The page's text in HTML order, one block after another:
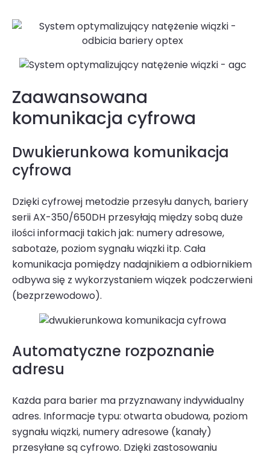
Zaawansowana
komunikacja cyfrowa
Dwukierunkowa komunikacja
cyfrowa
Dzięki cyfrowej metodzie przesyłu danych, bariery
serii AX-350/650DH przesyłają między sobą duże
ilości informacji takich jak: numery adresowe,
sabotaże, poziom sygnału wiązki itp. Cała
komunikacja pomiędzy nadajni­kiem a odbiornikiem
odbywa się z wykorzystaniem wiązek podczerwieni
(bezprzewodowo).
Automatyczne rozpoznanie
adresu
Każda para barier ma przyznawany indywidualny
adres. Informacje typu: otwarta obudowa, poziom
sygnału wiązki, numery adresowe (kanały)
przesyłane są cyfrowo. Dzięki zastosowaniu